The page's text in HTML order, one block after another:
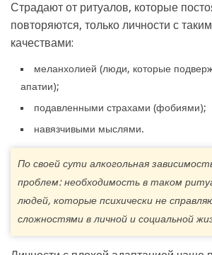
Страдают от ритуалов, которые
повторяются, только личности с
качествами:
меланхолией (люди, которые
апатии);
подавленными страхами (фобиями);
навязчивыми мыслями.
По своей сути алкогольная
проблем: необходимость в таком
людей, которые психически не
сложностями в личной и социальной